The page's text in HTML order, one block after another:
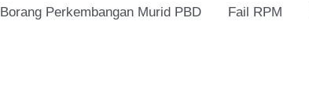
Borang Perkembangan Murid PBD Fail RPM